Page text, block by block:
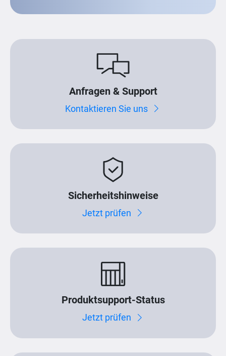
Anfragen & Support
Kontaktieren Sie uns
Sicherheitshinweise
Jetzt prüfen
Produktsupport-Status
Jetzt prüfen